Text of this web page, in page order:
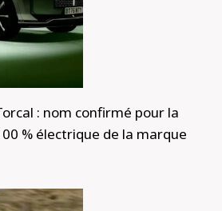
: nom confirmé pour la
% électrique de la marque